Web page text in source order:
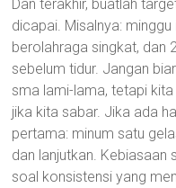
Dan terakhir, buatlah
dicapai. Misalnya:
berolahraga singkat, dan
sebelum tidur. Jangan
sma lami-lama, tetapi
jika kita sabar. Jika ada
pertama: minum satu
dan lanjutkan. Kebiasaan
soal konsistensi yang